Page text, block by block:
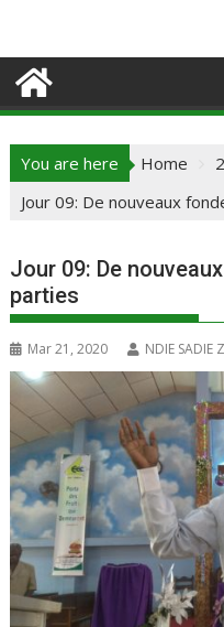
You are here Home
Jour 09: De nouveaux
Jour 09: De
parties
Mar 21, 2020 NDIE SADIE